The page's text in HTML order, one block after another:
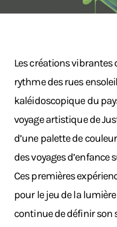
Les créations vibrantes
rythme des rues
kaléidoscopique du
voyage artistique de
d’une palette de
des voyages d’enfance
Ces premières
pour le jeu de la
continue de définir son